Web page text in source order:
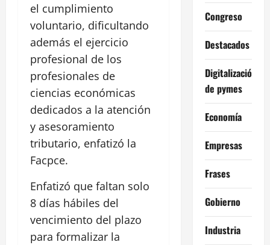
el cumplimiento
voluntario, dificultando
además el ejercicio
profesional de los
profesionales de
ciencias económicas
dedicados a la atención
y asesoramiento
tributario, enfatizó la
Facpce.
Enfatizó que faltan solo
8 días hábiles del
vencimiento del plazo
para formalizar la
Congreso
Destacados
Digitalización
de pymes
Economía
Empresas
Frases
Gobierno
Industria